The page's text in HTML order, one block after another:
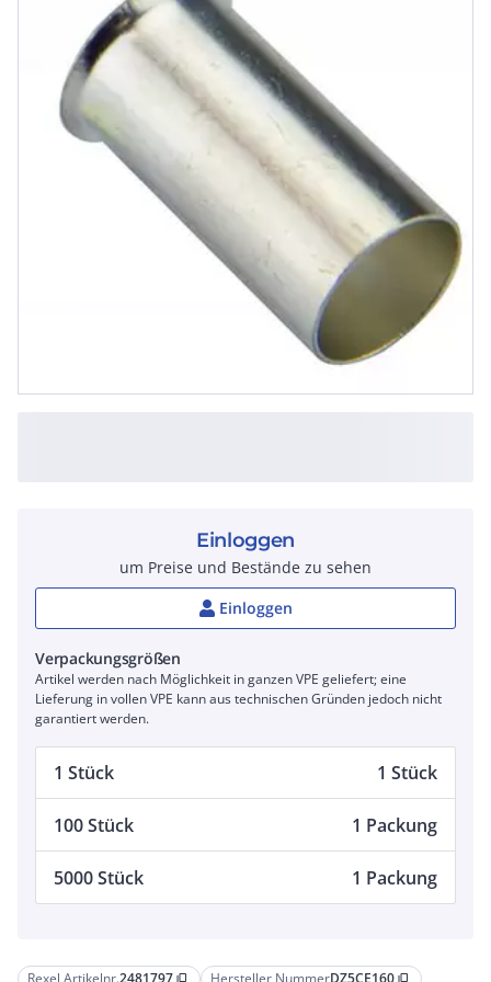
Rexel Artikelnr.2481797 content_copy Hersteller NummerDZ5CE160 content_copy
Einloggen
um Preise und Bestände zu sehen
Einloggen
Verpackungsgrößen
Artikel werden nach Möglichkeit in ganzen VPE geliefert; eine
Lieferung in vollen VPE kann aus technischen Gründen jedoch nicht
garantiert werden.
1 Stück 1 Stück
100 Stück 1 Packung
5000 Stück 1 Packung